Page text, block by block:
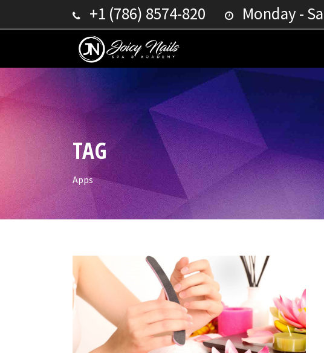
+1 (786) 8574-820 Monday -
TAG
Apps